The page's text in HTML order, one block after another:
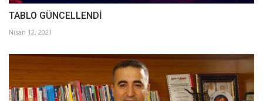
TABLO GÜNCELLENDİ
Nisan 12, 2021